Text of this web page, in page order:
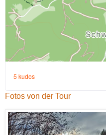
Fotos von der Tour